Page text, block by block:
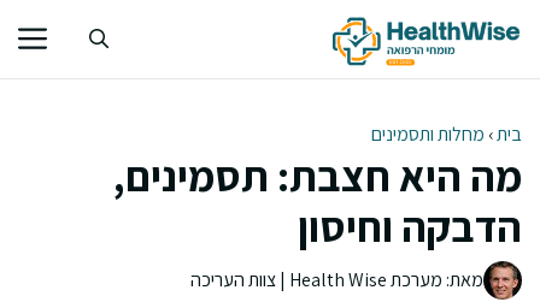
לתוכן
בית› מחלות ותסמינים
מה היא חצבת: תסמינים,
הדבקה וחיסון
מאת: מערכת Health Wise | צוות העריכה